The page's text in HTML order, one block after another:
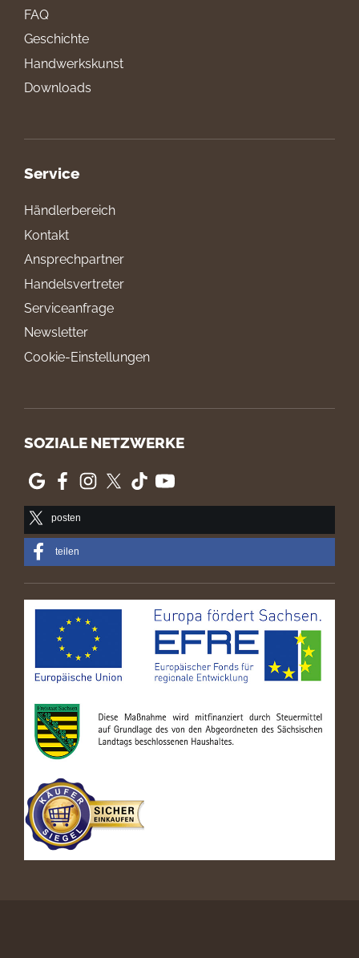
FAQ
Geschichte
Handwerkskunst
Downloads
Service
Händlerbereich
Kontakt
Ansprechpartner
Handelsvertreter
Serviceanfrage
Newsletter
Cookie-Einstellungen
SOZIALE NETZWERKE
posten
teilen